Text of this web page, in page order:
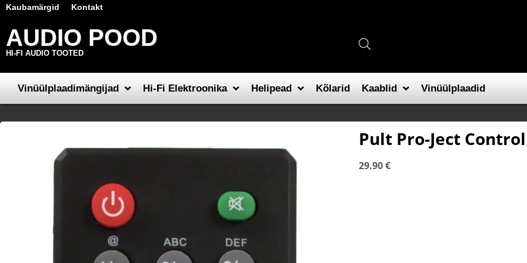
Kaubamärgid Kontakt
AUDIO POOD
HI-FI AUDIO TOOTED
Vinüülplaadimängijad Hi-Fi Elektroonika Helipead Kõlarid Kaablid Vinüülplaadid
Pult Pro-Ject
29.90€